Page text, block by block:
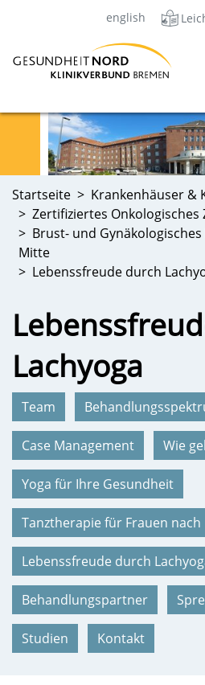
english
Startseite
Krankenhäuser &
Zertifiziertes Onkologisches
Brust- und
Mitte
Lebenssfreude durch
Lachyoga
Team
Case Management Wie
Yoga für Ihre Gesundheit
Tanztherapie für Frauen nach
Lebenssfreude durch
Behandlungspartner
Studien Kontakt